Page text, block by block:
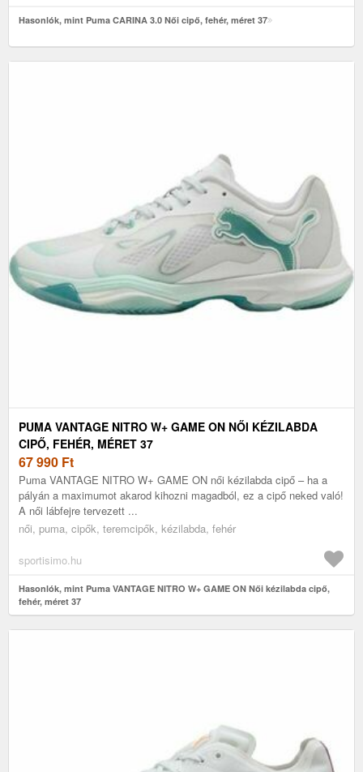
Hasonlók, mint Puma CARINA 3.0 Női cipő, fehér, méret 37
PUMA VANTAGE NITRO W+ GAME ON NŐI KÉZILABDA
CIPŐ, FEHÉR, MÉRET 37
67 990 Ft
Puma VANTAGE NITRO W+ GAME ON női kézilabda cipő – ha a
pályán a maximumot akarod kihozni magadból, ez a cipő neked való!
A női lábfejre tervezett ...
női, puma, cipők, teremcipők, kézilabda, fehér
sportisimo.hu
Hasonlók, mint Puma VANTAGE NITRO W+ GAME ON Női kézilabda cipő,
fehér, méret 37